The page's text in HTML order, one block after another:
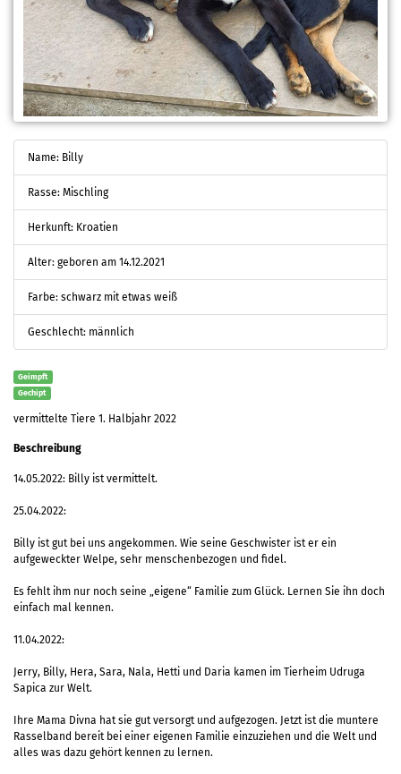
Name: Billy
Rasse: Mischling
Herkunft: Kroatien
Alter: geboren am 14.12.2021
Farbe: schwarz mit etwas weiß
Geschlecht: männlich
Geimpft
Gechipt
vermittelte Tiere 1. Halbjahr 2022
Beschreibung
14.05.2022: Billy ist vermittelt.
25.04.2022:
Billy ist gut bei uns angekommen. Wie seine Geschwister ist er ein
aufgeweckter Welpe, sehr menschenbezogen und fidel.
Es fehlt ihm nur noch seine „eigene“ Familie zum Glück. Lernen Sie ihn doch
einfach mal kennen.
11.04.2022:
Jerry, Billy, Hera, Sara, Nala, Hetti und Daria kamen im Tierheim Udruga
Sapica zur Welt.
Ihre Mama Divna hat sie gut versorgt und aufgezogen. Jetzt ist die muntere
Rasselband bereit bei einer eigenen Familie einzuziehen und die Welt und
alles was dazu gehört kennen zu lernen.